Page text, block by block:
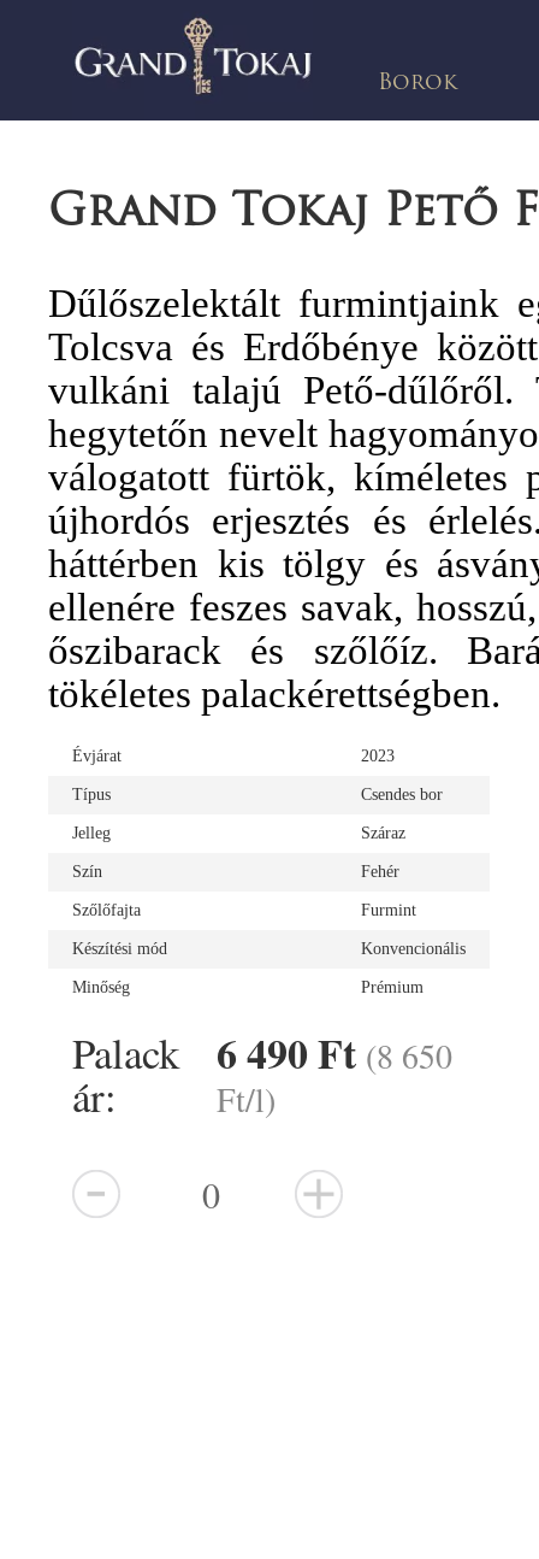
Borok
Grand Tokaj Pető
Dűlőszelektált furmintjaink
Tolcsva és Erdőbénye
vulkáni talajú Pető-
hegytetőn nevelt
válogatott fürtök, kíméletes
újhordós erjesztés és
háttérben kis tölgy és
ellenére feszes savak,
őszibarack és szőlőíz.
tökéletes palackérettségben.
Évjárat 2023
Típus Csendes bor
Jelleg Száraz
Szín Fehér
Szőlőfajta Furmint
Készítési mód Konvencionális
Minőség Prémium
Palack
ár:
6 490 Ft (8 650
Ft/l)